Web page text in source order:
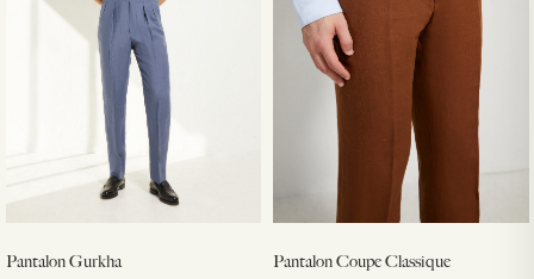
Pantalon Gurkha Pantalon Coupe Classique